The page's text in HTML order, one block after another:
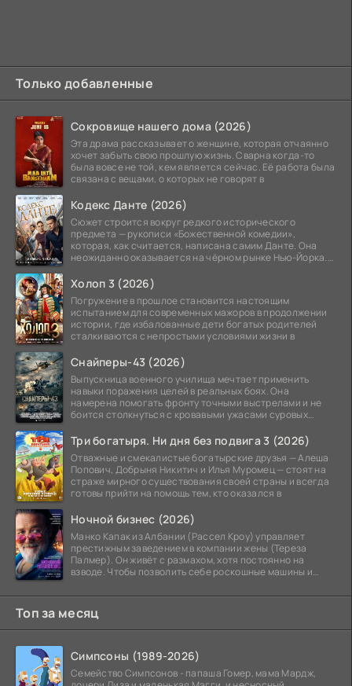
Только добавленные
Сокровище нашего дома (2026)
Эта драма рассказывает о женщине, которая отчаянно
хочет забыть свою прошлую жизнь. Сварна когда-то
была вовсе не той, кем является сейчас. Её работа была
связана с вещами, о которых не говорят в
Кодекс Данте (2026)
Сюжет строится вокруг редкого исторического
предмета — рукописи «Божественной комедии»,
которая, как считается, написана самим Данте. Она
неожиданно оказывается на чёрном рынке Нью-Йорка.
Холоп 3 (2026)
Погружение в прошлое становится настоящим
испытанием для современных мажоров в продолжении
истории, где избалованные дети богатых родителей
сталкиваются с непростыми условиями жизни в
Снайперы-43 (2026)
Выпускница военного училища мечтает применить
навыки поражения целей в реальных боях. Она
намерена помогать фронту точными выстрелами и не
боится столкнуться с кровавыми ужасами суровых
Три богатыря. Ни дня без подвига 3 (2026)
Отважные и смекалистые богатырские друзья — Алеша
Попович, Добрыня Никитич и Илья Муромец — стоят на
страже мирного существования своей страны и всегда
готовы прийти на помощь тем, кто оказался в
Ночной бизнес (2026)
Манко Капак из Албании (Рассел Кроу) управляет
престижным заведением в компании жены (Тереза
Палмер). Он живёт с размахом, хотя постоянно на
взводе. Чтобы позволить себе роскошные машины и
Топ за месяц
Симпсоны (1989-2026)
Семейство Симпсонов - папаша Гомер, мама Мардж,